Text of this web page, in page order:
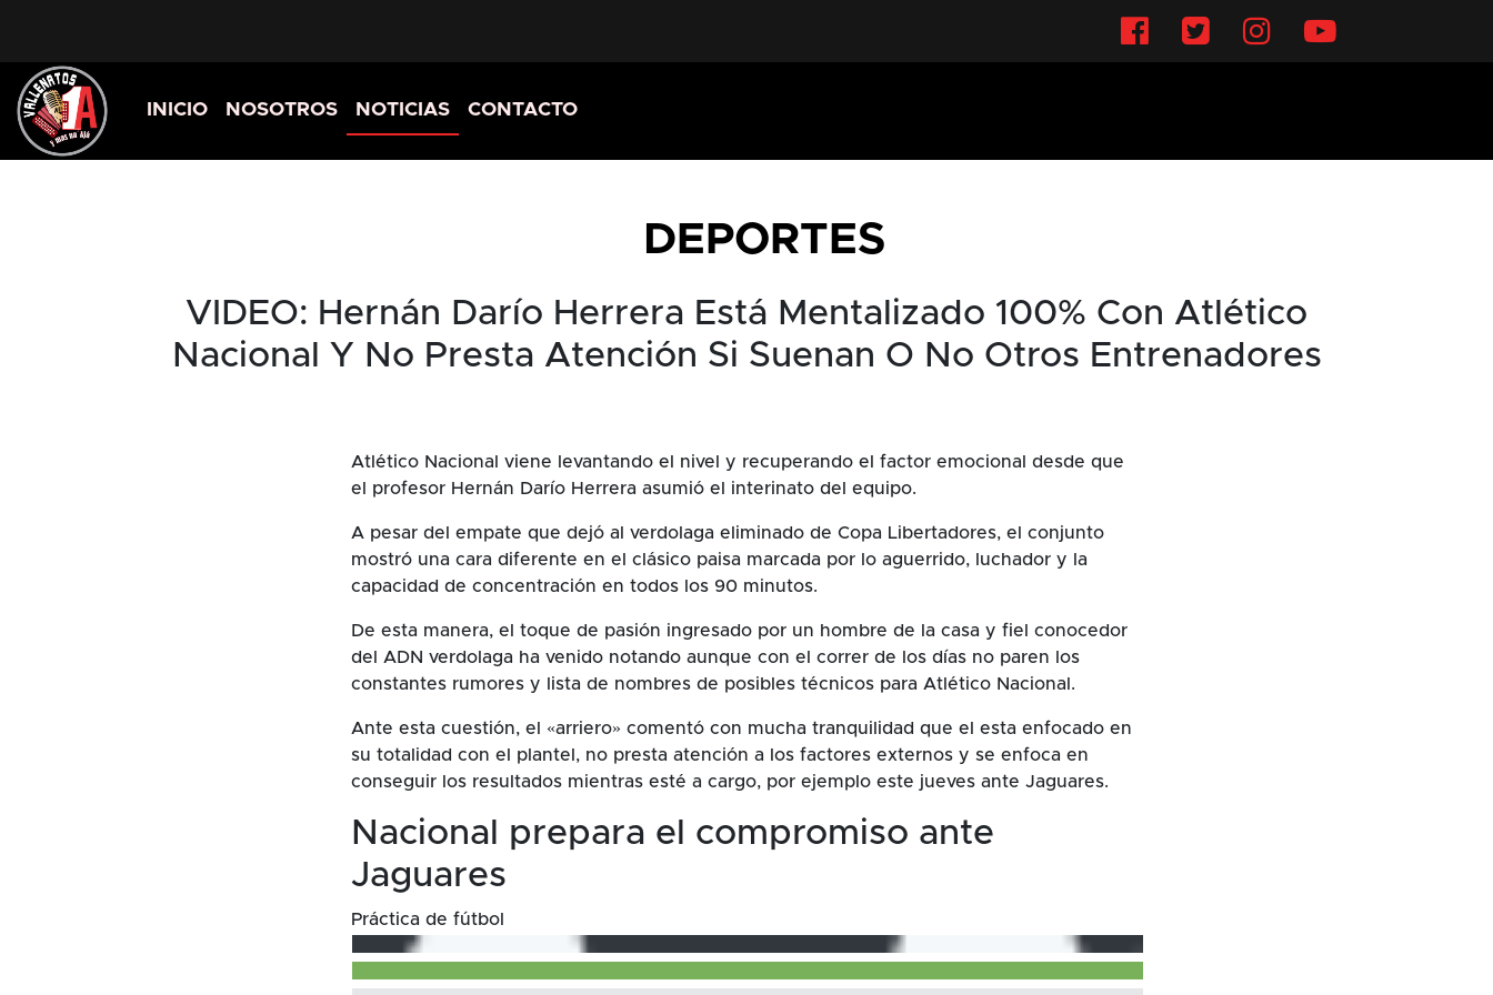
INICIO NOSOTROS NOTICIAS CONTACTO
DEPORTES
VIDEO: Hernán Darío Herrera Está Mentalizado 100% Con Atlético
Nacional Y No Presta Atención Si Suenan O No Otros Entrenadores
Atlético Nacional viene levantando el nivel y recuperando el factor emocional desde que
el profesor Hernán Darío Herrera asumió el interinato del equipo.
A pesar del empate que dejó al verdolaga eliminado de Copa Libertadores, el conjunto
mostró una cara diferente en el clásico paisa marcada por lo aguerrido, luchador y la
capacidad de concentración en todos los 90 minutos.
De esta manera, el toque de pasión ingresado por un hombre de la casa y fiel conocedor
del ADN verdolaga ha venido notando aunque con el correr de los días no paren los
constantes rumores y lista de nombres de posibles técnicos para Atlético Nacional.
Ante esta cuestión, el «arriero» comentó con mucha tranquilidad que el esta enfocado en
su totalidad con el plantel, no presta atención a los factores externos y se enfoca en
conseguir los resultados mientras esté a cargo, por ejemplo este jueves ante Jaguares.
Nacional prepara el compromiso ante
Jaguares
Práctica de fútbol